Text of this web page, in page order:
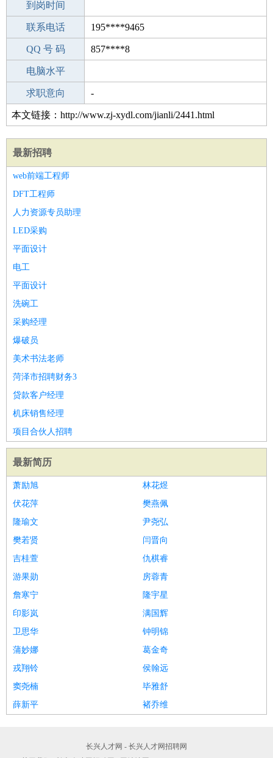
驾 照
到岗时间
期望月薪
联系电话 195****9465
手机号码 195****9465
QQ 号 码 857****8
微信号码
电脑水平
外语水平
求职意向 -
本文链接：http://www.zj-xydl.com/jianli/2441.html
最新招聘
web前端工程师
DFT工程师
人力资源专员助理
LED采购
平面设计
电工
平面设计
洗碗工
采购经理
爆破员
美术书法老师
菏泽市招聘财务3
贷款客户经理
机床销售经理
项目合伙人招聘
最新简历
萧励旭
林花煜
伏花萍
樊燕佩
隆瑜文
尹尧弘
樊若贤
闫晋向
吉桂萱
仇棋睿
游果勋
房蓉青
詹寒宁
隆宇星
印影岚
满国辉
卫思华
钟明锦
蒲妙娜
葛金奇
戎翔铃
侯翰远
窦尧楠
毕雅舒
薛新平
褚乔维
长兴人才网 - 长兴人才网招聘网